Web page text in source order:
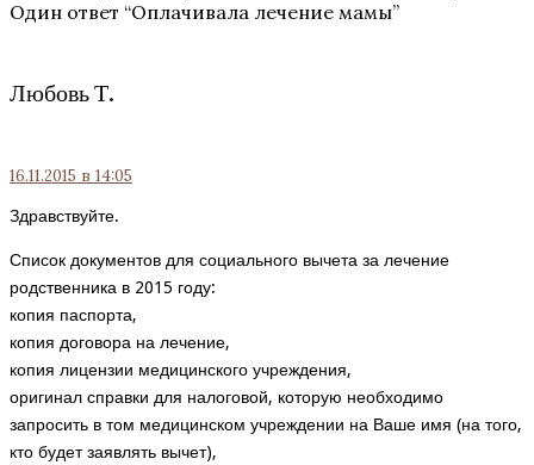
Один ответ “Оплачивала лечение мамы”
Любовь Т.
16.11.2015 в 14:05
Здравствуйте.
Список документов для социального вычета за лечение
родственника в 2015 году:
копия паспорта,
копия договора на лечение,
копия лицензии медицинского учреждения,
оригинал справки для налоговой, которую необходимо
запросить в том медицинском учреждении на Ваше имя (на того,
кто будет заявлять вычет),